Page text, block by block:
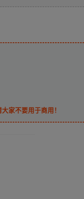
家不要用于商用！